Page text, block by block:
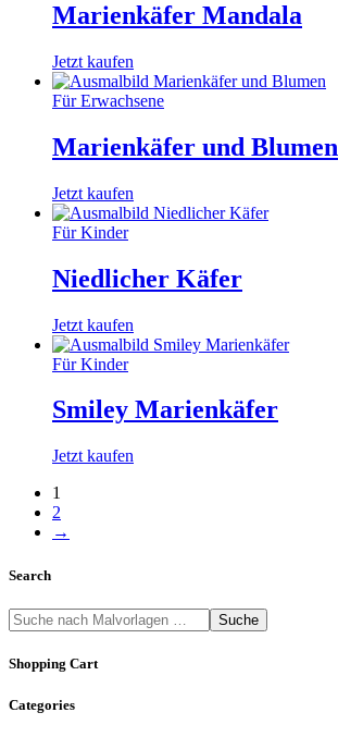
Marienkäfer Mandala
Jetzt kaufen
Für Erwachsene
Marienkäfer und Blumen
Jetzt kaufen
Für Kinder
Niedlicher Käfer
Jetzt kaufen
Für Kinder
Smiley Marienkäfer
Jetzt kaufen
1
2
→
Search
Suche
Shopping Cart
Categories